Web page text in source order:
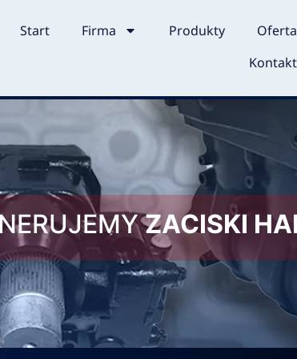
Start Firma Produkty Oferta
Kontakt
ZACISKI